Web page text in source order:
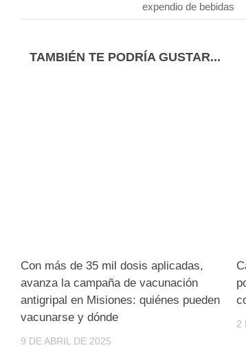
expendio de bebidas
TAMBIÉN TE PODRÍA GUSTAR...
Con más de 35 mil dosis aplicadas,
avanza la campaña de vacunación
antigripal en Misiones: quiénes pueden
vacunarse y dónde
9 DE ABRIL DE 2025
2